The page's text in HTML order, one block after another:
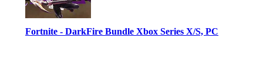
Fortnite - DarkFire Bundle Xbox Series X/S, PC